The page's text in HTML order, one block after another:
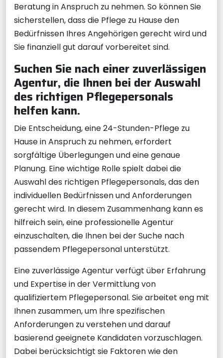
Beratung in Anspruch zu nehmen. So können Sie
sicherstellen, dass die Pflege zu Hause den
Bedürfnissen Ihres Angehörigen gerecht wird und
Sie finanziell gut darauf vorbereitet sind.
Suchen Sie nach einer zuverlässigen
Agentur, die Ihnen bei der Auswahl
des richtigen Pflegepersonals
helfen kann.
Die Entscheidung, eine 24-Stunden-Pflege zu
Hause in Anspruch zu nehmen, erfordert
sorgfältige Überlegungen und eine genaue
Planung. Eine wichtige Rolle spielt dabei die
Auswahl des richtigen Pflegepersonals, das den
individuellen Bedürfnissen und Anforderungen
gerecht wird. In diesem Zusammenhang kann es
hilfreich sein, eine professionelle Agentur
einzuschalten, die Ihnen bei der Suche nach
passendem Pflegepersonal unterstützt.
Eine zuverlässige Agentur verfügt über Erfahrung
und Expertise in der Vermittlung von
qualifiziertem Pflegepersonal. Sie arbeitet eng mit
Ihnen zusammen, um Ihre spezifischen
Anforderungen zu verstehen und darauf
basierend geeignete Kandidaten vorzuschlagen.
Dabei berücksichtigt sie Faktoren wie den